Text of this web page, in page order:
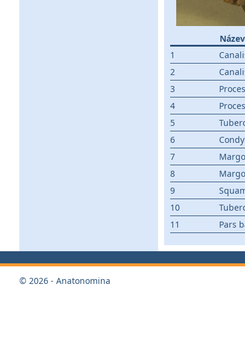
1
2
3
4
5
6
7
8
9
10
11
Pars
© 2026 - Anatonomina